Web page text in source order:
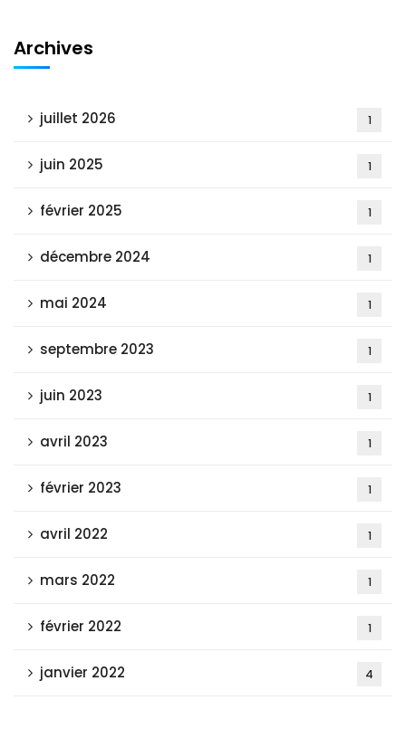
Archives
juillet 2026 1
juin 2025 1
février 2025 1
décembre 2024 1
mai 2024 1
septembre 2023 1
juin 2023 1
avril 2023 1
février 2023 1
avril 2022 1
mars 2022 1
février 2022 1
janvier 2022 4